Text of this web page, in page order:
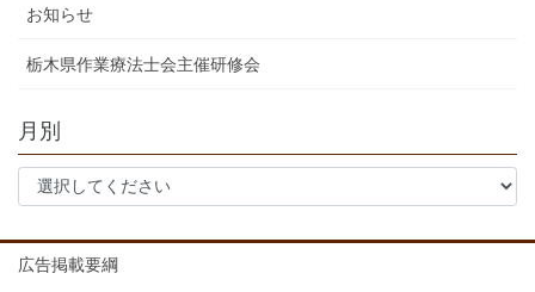
お知らせ
栃木県作業療法士会主催研修会
月別
広告掲載要綱